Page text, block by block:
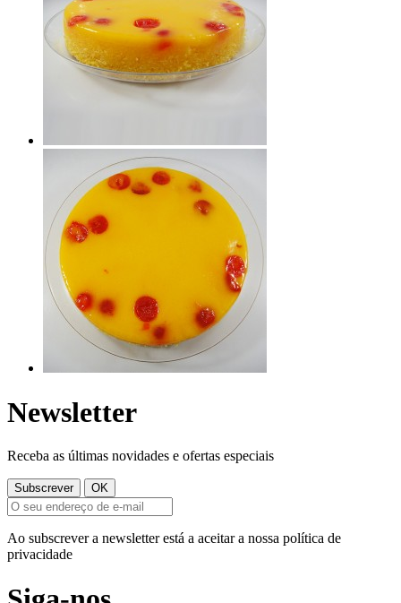
Newsletter
Receba as últimas novidades e ofertas especiais
Ao subscrever a newsletter está a aceitar a nossa política de
privacidade